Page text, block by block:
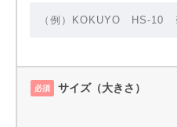
必須 サイズ（大きさ）